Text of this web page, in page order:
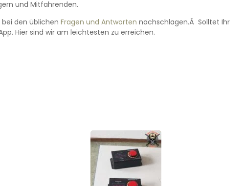
und Mitfahrenden.
den üblichen Fragen und Antworten nachschlagen.Â Solltet Ihr
Hier sind wir am leichtesten zu erreichen.